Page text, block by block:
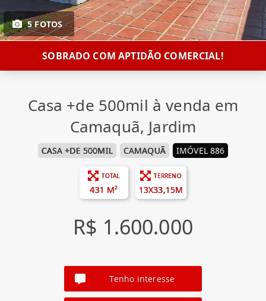
5 FOTOS
SOBRADO COM APTIDÃO COMERCIAL!
Casa +de 500mil à venda em
Camaquã, Jardim
CASA +DE 500MIL CAMAQUÃ IMÓVEL 886
TOTAL
431 M²
TERRENO
13X33,15M
R$ 1.600.000
Tenho interesse